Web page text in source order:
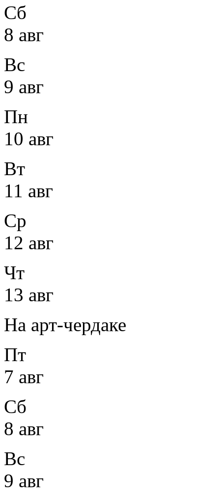
Сб
8 авг
Вс
9 авг
Пн
10 авг
Вт
11 авг
Ср
12 авг
Чт
13 авг
На арт-чердаке
Пт
7 авг
Сб
8 авг
Вс
9 авг